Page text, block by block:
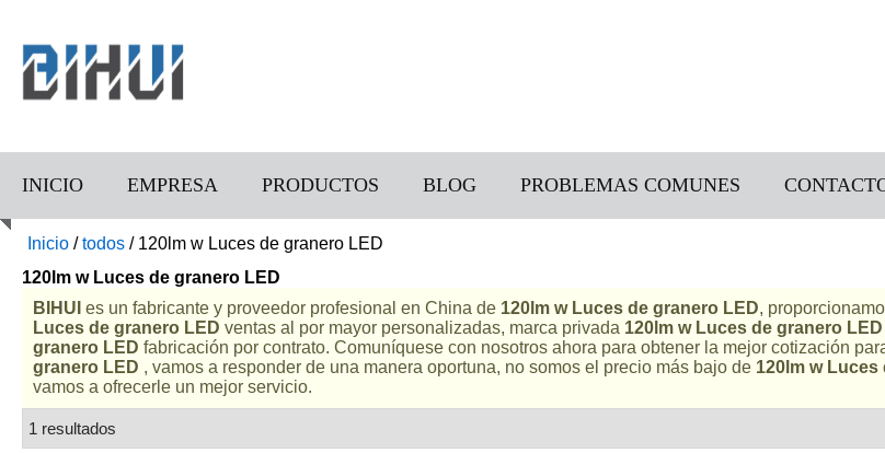
INICIO EMPRESA PRODUCTOS BLOG PROBLEMAS COMUNES
Inicio /todos / 120lm w Luces de granero LED
120lm w Luces de granero LED
BIHUI es un fabricante y proveedor profesional en China de 120lm w Luces de granero LED,
Luces de granero LED ventas al por mayor personalizadas, marca privada 120lm w Luces de granero LED
granero LED fabricación por contrato. Comuníquese con nosotros ahora para obtener la mejor cotización
granero LED , vamos a responder de una manera oportuna, no somos el precio más bajo de 120lm w Luces
vamos a ofrecerle un mejor servicio.
1 resultados